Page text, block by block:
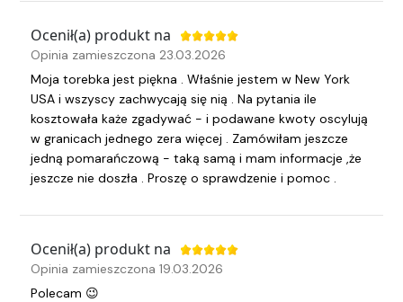
Ocenił(a) produkt na
Opinia zamieszczona 23.03.2026
Moja torebka jest piękna . Właśnie jestem w New York
USA i wszyscy zachwycają się nią . Na pytania ile
kosztowała każe zgadywać - i podawane kwoty oscylują
w granicach jednego zera więcej . Zamówiłam jeszcze
jedną pomarańczową - taką samą i mam informacje ,że
jeszcze nie doszła . Proszę o sprawdzenie i pomoc .
Ocenił(a) produkt na
Opinia zamieszczona 19.03.2026
Polecam 😉